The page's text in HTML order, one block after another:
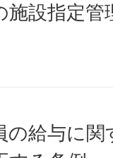
施設指定管
の給与に関